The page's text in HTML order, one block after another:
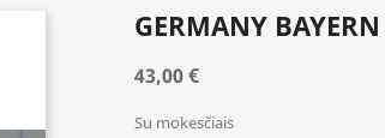
GERMANY
43,00 €
Su mokesčiais